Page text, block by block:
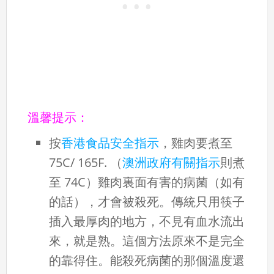
溫馨提示：
按香港食品安全指示 ，雞肉要煮至
75C/ 165F. （澳洲政府有關指示則煮
至 74C）雞肉裏面有害的病菌（如有
的話），才會被殺死。傳統只用筷子
插入最厚肉的地方，不見有血水流出
來，就是熟。這個方法原來不是完全
的靠得住。能殺死病菌的那個溫度還